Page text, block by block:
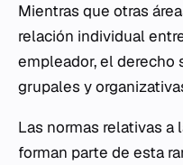
Mientras que otras
relación individual
empleador, el derecho
grupales y
Las normas relativas a
forman parte de esta